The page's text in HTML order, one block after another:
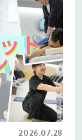
2026.07.28